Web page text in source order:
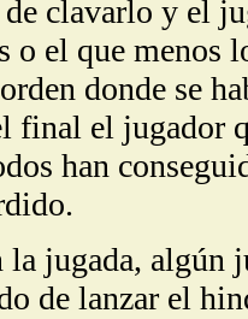
clavarlo y el
o el que menos
donde se
final el jugador
han
jugada, algún
de lanzar el